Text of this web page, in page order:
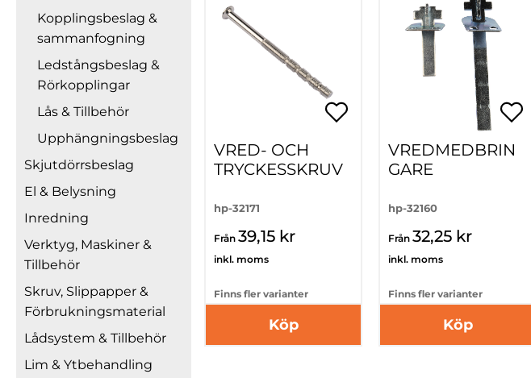
Kopplingsbeslag &
sammanfogning
Ledstångsbeslag &
Rörkopplingar
Lås & Tillbehör
Upphängningsbeslag
Skjutdörrsbeslag
El & Belysning
Inredning
Verktyg, Maskiner &
Tillbehör
Skruv, Slippapper &
Förbrukningsmaterial
Lådsystem & Tillbehör
Lim & Ytbehandling
VRED- OCH
TRYCKESSKRUV
hp-32171
Från 39,15 kr
inkl. moms
Finns fler varianter
Köp
VREDMEDBRIN
GARE
hp-32160
Från 32,25 kr
inkl. moms
Finns fler varianter
Köp